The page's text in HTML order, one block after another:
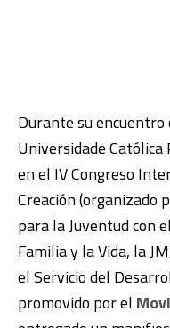
Durante su
Universidade
en el IV Congreso
Creación (organizado
para la Juventud con
Familia y la Vida, la
el Servicio del
promovido por el